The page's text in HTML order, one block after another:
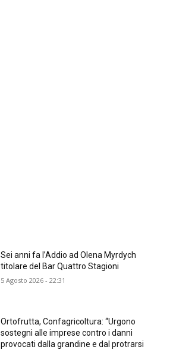
Sei anni fa l’Addio ad Olena Myrdych
titolare del Bar Quattro Stagioni
5 Agosto 2026 - 22:31
Ortofrutta, Confagricoltura: “Urgono
sostegni alle imprese contro i danni
provocati dalla grandine e dal protrarsi